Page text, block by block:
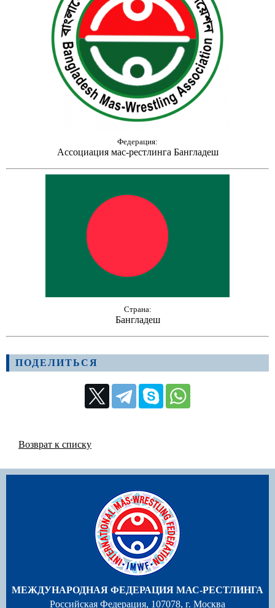
Федерация:
Ассоциация мас-рестлинга Бангладеш
Страна:
Бангладеш
ПОДЕЛИТЬСЯ
Возврат к списку
МЕЖДУНАРОДНАЯ ФЕДЕРАЦИЯ МАС-РЕСТЛИНГА
Российская Федерация, 107078, г. Москва